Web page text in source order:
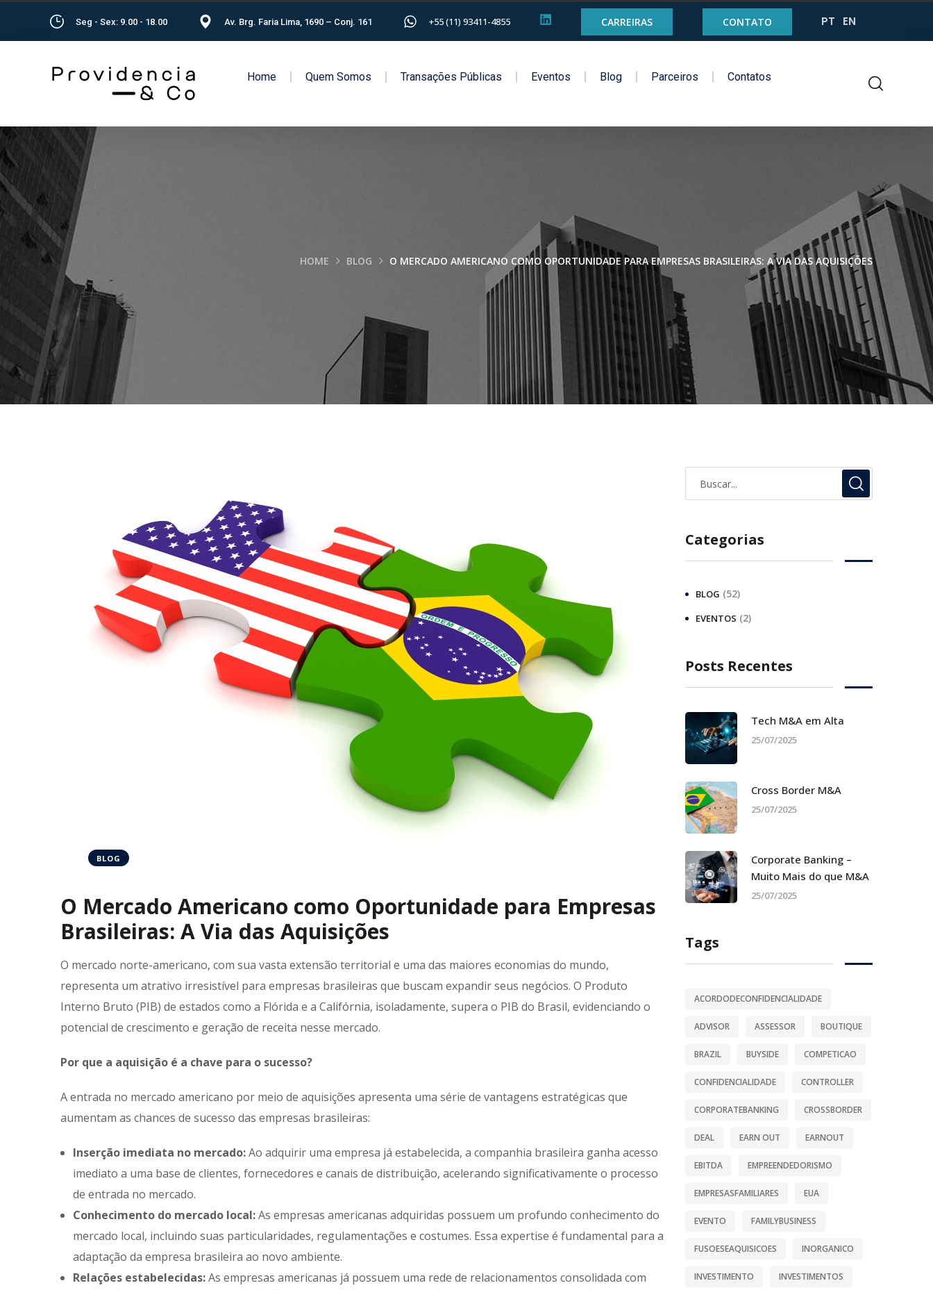
Seg - Sex: 9.00 - 18.00 Av. Brg. Faria Lima, 1690 – Conj. 161 +55 (11) 93411-4855 CARREIRAS CONTATO PT EN
Home Quem Somos Transações Públicas Eventos Blog Parceiros Contatos
HOME BLOG O MERCADO AMERICANO COMO OPORTUNIDADE PARA EMPRESAS BRASILEIRAS: A VIA DAS AQUISIÇÕES
BLOG
O Mercado Americano como Oportunidade para Empresas
Brasileiras: A Via das Aquisições
O mercado norte-americano, com sua vasta extensão territorial e uma das maiores economias do mundo,
representa um atrativo irresistível para empresas brasileiras que buscam expandir seus negócios. O Produto
Interno Bruto (PIB) de estados como a Flórida e a Califórnia, isoladamente, supera o PIB do Brasil, evidenciando o
potencial de crescimento e geração de receita nesse mercado.
Por que a aquisição é a chave para o sucesso?
A entrada no mercado americano por meio de aquisições apresenta uma série de vantagens estratégicas que
aumentam as chances de sucesso das empresas brasileiras:
Inserção imediata no mercado:Ao adquirir uma empresa já estabelecida, a companhia brasileira ganha acesso
imediato a uma base de clientes, fornecedores e canais de distribuição, acelerando significativamente o processo
de entrada no mercado.
Conhecimento do mercado local:As empresas americanas adquiridas possuem um profundo conhecimento do
mercado local, incluindo suas particularidades, regulamentações e costumes. Essa expertise é fundamental para a
adaptação da empresa brasileira ao novo ambiente.
Relações estabelecidas:As empresas americanas já possuem uma rede de relacionamentos consolidada com
Categorias
BLOG (52)
EVENTOS (2)
Posts Recentes
Tech M&A em Alta
25/07/2025
Cross Border M&A
25/07/2025
Corporate Banking –
Muito Mais do que M&A
25/07/2025
Tags
ACORDODECONFIDENCIALIDADE
ADVISOR ASSESSOR BOUTIQUE
BRAZIL BUYSIDE COMPETICAO
CONFIDENCIALIDADE CONTROLLER
CORPORATEBANKING CROSSBORDER
DEAL EARN OUT EARNOUT
EBITDA EMPREENDEDORISMO
EMPRESASFAMILIARES EUA
EVENTO FAMILYBUSINESS
FUSOESEAQUISICOES INORGANICO
INVESTIMENTO INVESTIMENTOS